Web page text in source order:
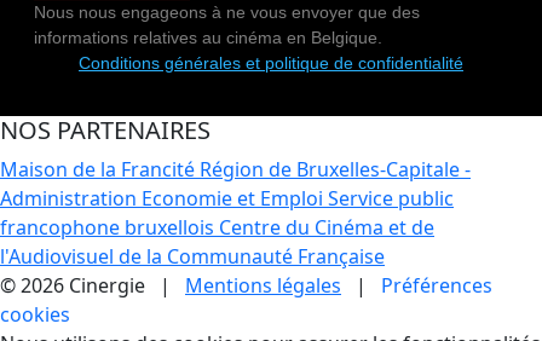
Nous nous engageons à ne vous envoyer que des
informations relatives au cinéma en Belgique.
Conditions générales et politique de confidentialité
NOS PARTENAIRES
Maison de la Francité Région de Bruxelles-Capitale -
Administration Economie et Emploi Service public
francophone bruxellois Centre du Cinéma et de
l'Audiovisuel de la Communauté Française
© 2026 Cinergie | Mentions légales | Préférences
cookies